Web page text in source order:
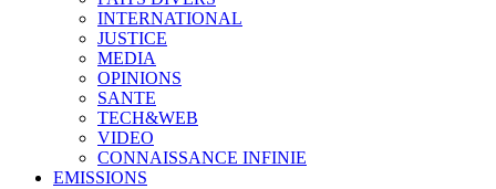
INTERNATIONAL
JUSTICE
MEDIA
OPINIONS
SANTE
TECH&WEB
VIDEO
CONNAISSANCE INFINIE
EMISSIONS